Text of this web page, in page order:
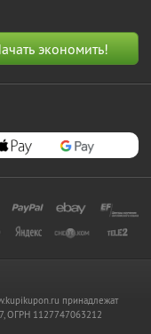
принадлежат
ОГРН 1127747063212